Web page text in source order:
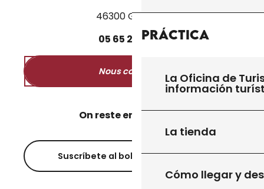
Práctica
La Oficina de
información
La tienda
Cómo llegar y
46300 Gourdon
05 65 27 5250
Nous contacter
On reste en contact ?
Suscríbete al boletín informativo